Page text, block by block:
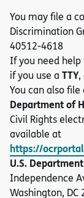
You may file a
Discrimination
40512-4618
If you need
if you use a TTY,
You can also
Department of
Civil Rights
available at
https://
U.S.
Independence
Washington, DC